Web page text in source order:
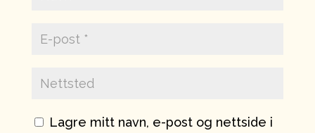
Lagre mitt navn, e-post og nettside i